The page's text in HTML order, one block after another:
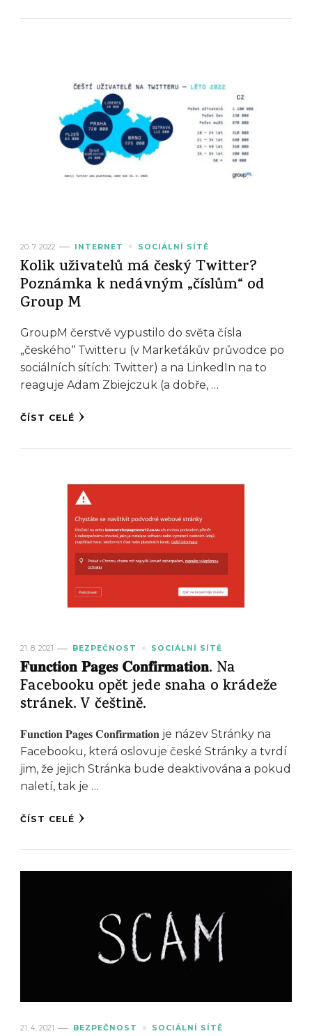
20. 7. 2022 INTERNET SOCIÁLNÍ SÍTĚ
Kolik uživatelů má český Twitter?
Poznámka k nedávným „číslům“ od
Group M
GroupM čerstvě vypustilo do světa čísla
„českého“ Twitteru (v Markeťákův průvodce po
sociálních sítích: Twitter) a na LinkedIn na to
reaguje Adam Zbiejczuk (a dobře, …
ČÍST CELÉ
21. 8. 2021 BEZPEČNOST SOCIÁLNÍ SÍTĚ
𝐅𝐮𝐧𝐜𝐭𝐢𝐨𝐧 𝐏𝐚𝐠𝐞𝐬 𝐂𝐨𝐧𝐟𝐢𝐫𝐦𝐚𝐭𝐢𝐨𝐧. Na
Facebooku opět jede snaha o krádeže
stránek. V češtině.
𝐅𝐮𝐧𝐜𝐭𝐢𝐨𝐧 𝐏𝐚𝐠𝐞𝐬 𝐂𝐨𝐧𝐟𝐢𝐫𝐦𝐚𝐭𝐢𝐨𝐧 je název Stránky na
Facebooku, která oslovuje české Stránky a tvrdí
jim, že jejich Stránka bude deaktivována a pokud
naletí, tak je …
ČÍST CELÉ
21. 4. 2021 BEZPEČNOST SOCIÁLNÍ SÍTĚ